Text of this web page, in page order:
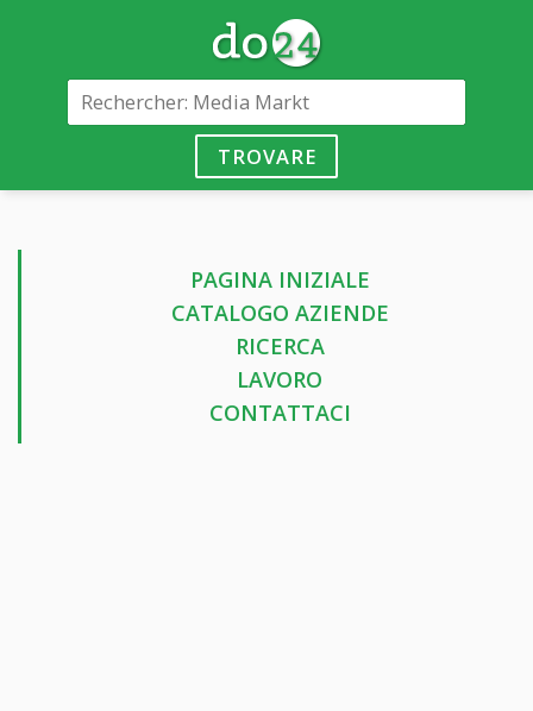
TROVARE
PAGINA INIZIALE
CATALOGO AZIENDE
RICERCA
LAVORO
CONTATTACI